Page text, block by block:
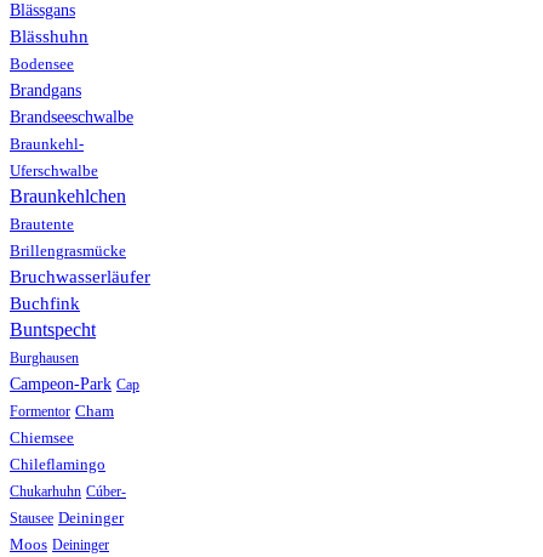
Blässgans
Blässhuhn
Bodensee
Brandgans
Brandseeschwalbe
Braunkehl-
Uferschwalbe
Braunkehlchen
Brautente
Brillengrasmücke
Bruchwasserläufer
Buchfink
Buntspecht
Burghausen
Campeon-Park Cap
Formentor Cham
Chiemsee
Chileflamingo
Chukarhuhn Cúber-
Stausee Deininger
Moos Deininger